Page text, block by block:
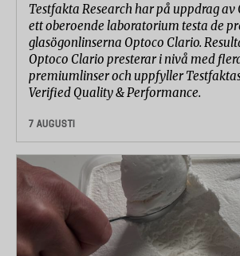
Testfakta Research har på uppdrag
ett oberoende laboratorium testa de
glasögonlinserna Optoco Clario.
Optoco Clario presterar i nivå med
premiumlinser och uppfyller
Verified Quality & Performance.
7 AUGUSTI